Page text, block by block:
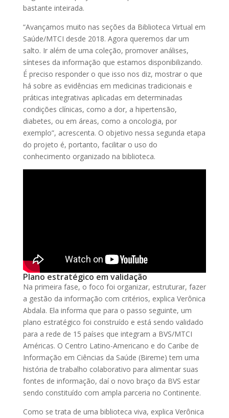
bastante inteirada.
“Avançamos muito nas seções da Biblioteca Virtual em
Saúde/MTCI desde 2018. Agora queremos dar um
salto. Ir além de uma coleção, promover análises,
sínteses da informação que estamos disponibilizando.
É preciso responder o que isso nos diz, mostrar o que
há sobre as evidências em medicinas tradicionais e
práticas integrativas aplicadas em determinadas
condições clínicas, como a dor, a hipertensão,
diabetes, ou em áreas, como a oncologia, por
exemplo”, acrescenta. O objetivo nessa segunda etapa
do projeto é, portanto, facilitar o uso do
conhecimento organizado na biblioteca.
Plano estratégico em validação
Na primeira fase, o foco foi organizar, estruturar, fazer
a gestão da informação com critérios, explica Verônica
Abdala. Ela informa que para o passo seguinte, um
plano estratégico foi construído e está sendo validado
para a rede de 15 países que integram a BVS/MTCI
Américas. O Centro Latino-Americano e do Caribe de
Informação em Ciências da Saúde (Bireme) tem uma
história de trabalho colaborativo para alimentar suas
fontes de informação, daí o novo braço da BVS estar
sendo constituído com ampla parceria no Continente.
Como se trata de uma biblioteca viva, explica Verônica